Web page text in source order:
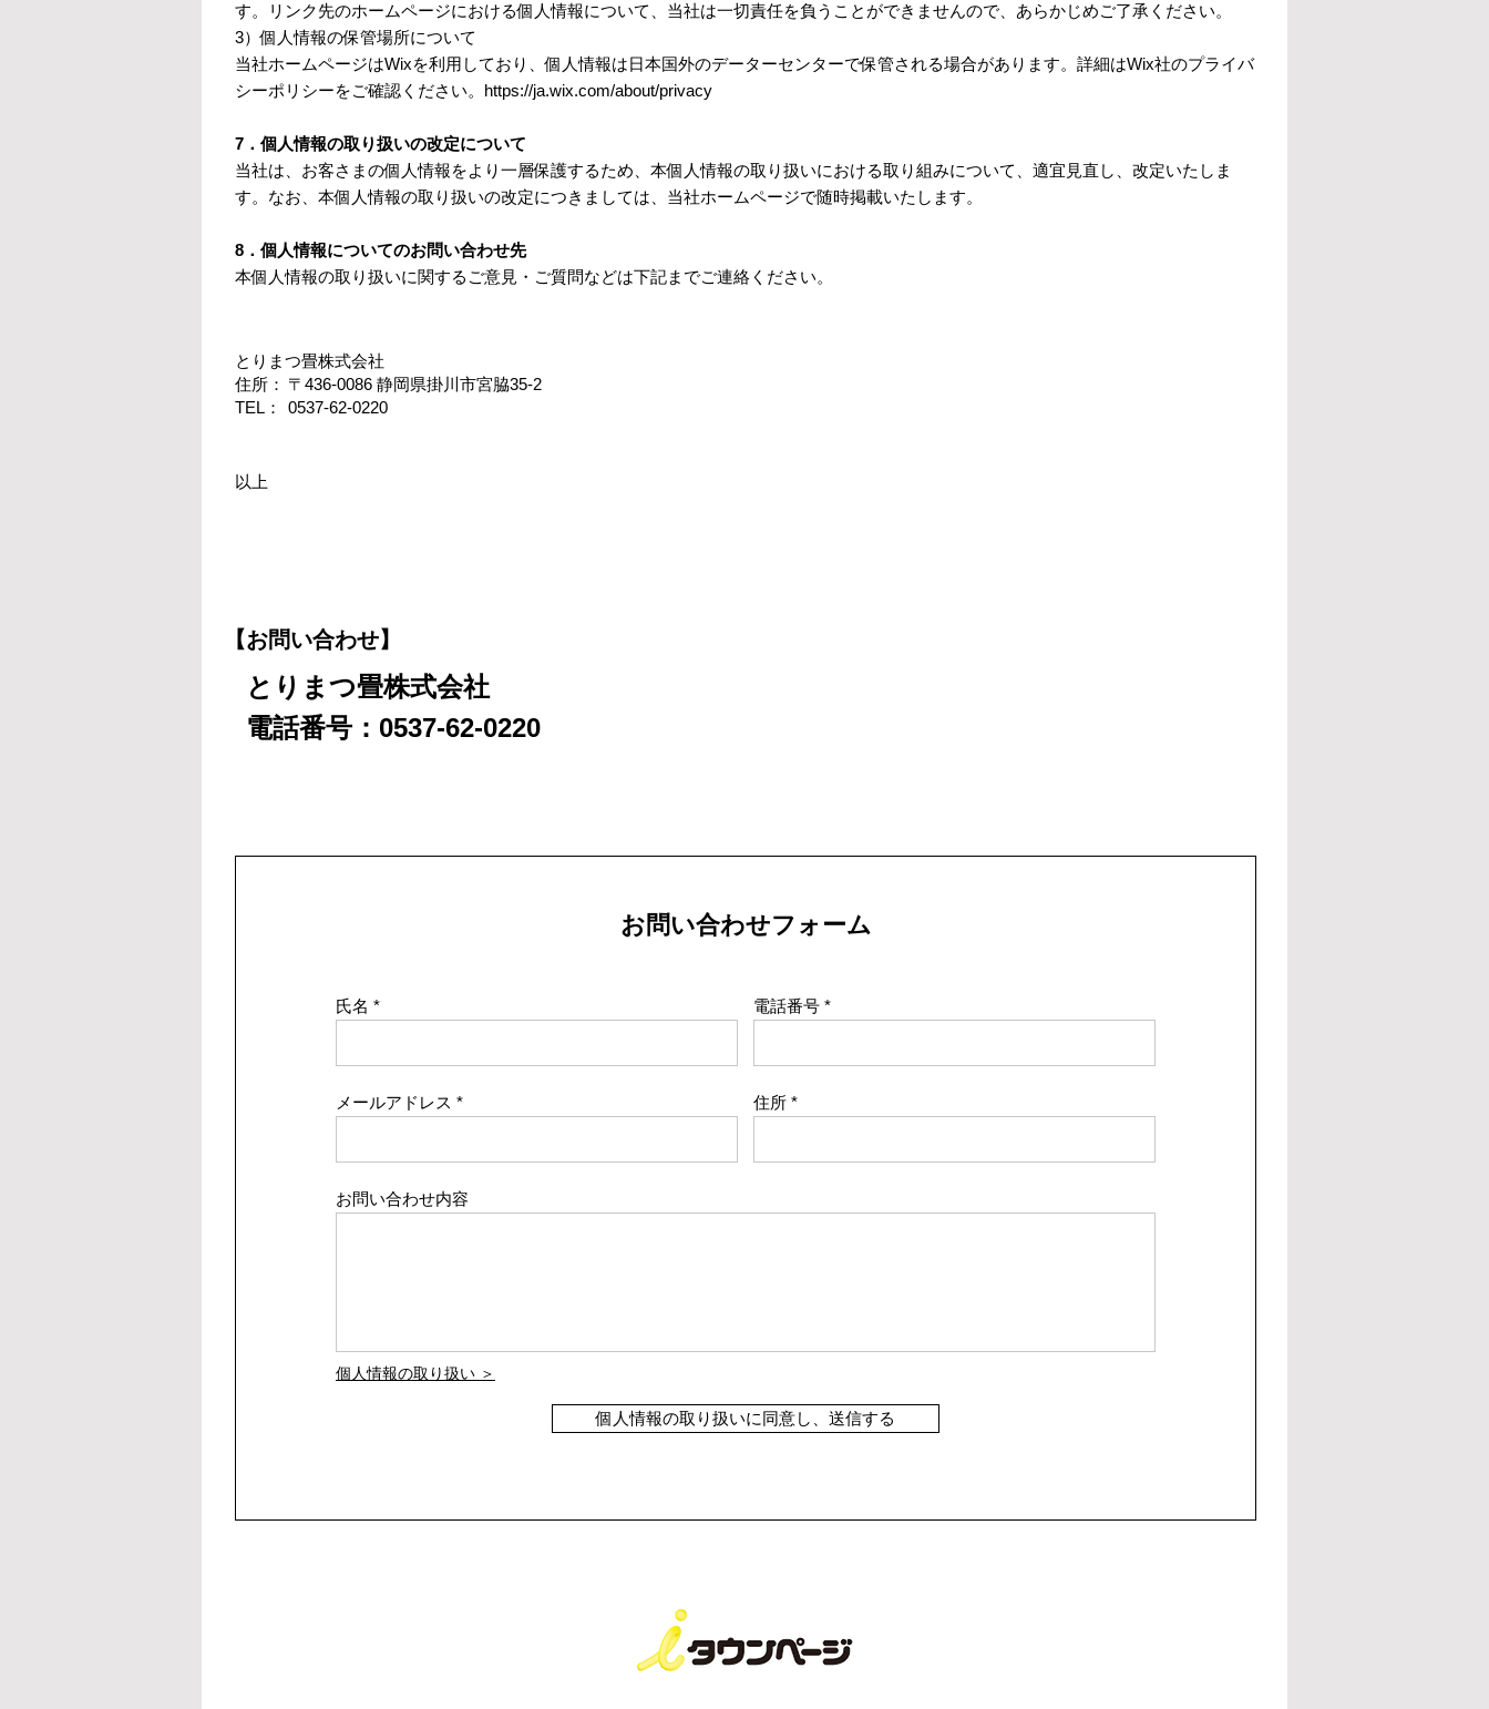
す。リンク先のホームページにおける個人情報について、当社は一切責任を負うことができませんので、あらかじめご了承ください。
3）個人情報の保管場所について
当社ホームページはWixを利用しており、個人情報は日本国外のデーターセンターで保管される場合があります。詳細はWix社のプライバ
シーポリシーをご確認ください。https://ja.wix.com/about/privacy
7．個人情報の取り扱いの改定について
当社は、お客さまの個人情報をより一層保護するため、本個人情報の取り扱いにおける取り組みについて、適宜見直し、改定いたしま
す。なお、本個人情報の取り扱いの改定につきましては、当社ホームページで随時掲載いたします。
8．個人情報についてのお問い合わせ先
本個人情報の取り扱いに関するご意見・ご質問などは下記までご連絡ください。
とりまつ畳株式会社
住所： 〒436-0086 静岡県掛川市宮脇35-2
TEL：
0537-62-0220
以上
【お問い合わせ】
とりまつ畳株式会社
電話番号：0537-62-0220
お問い合わせフォーム
氏名 電話番号
メールアドレス 住所
お問い合わせ内容
個人情報の取り扱い ＞
個人情報の取り扱いに同意し、送信する